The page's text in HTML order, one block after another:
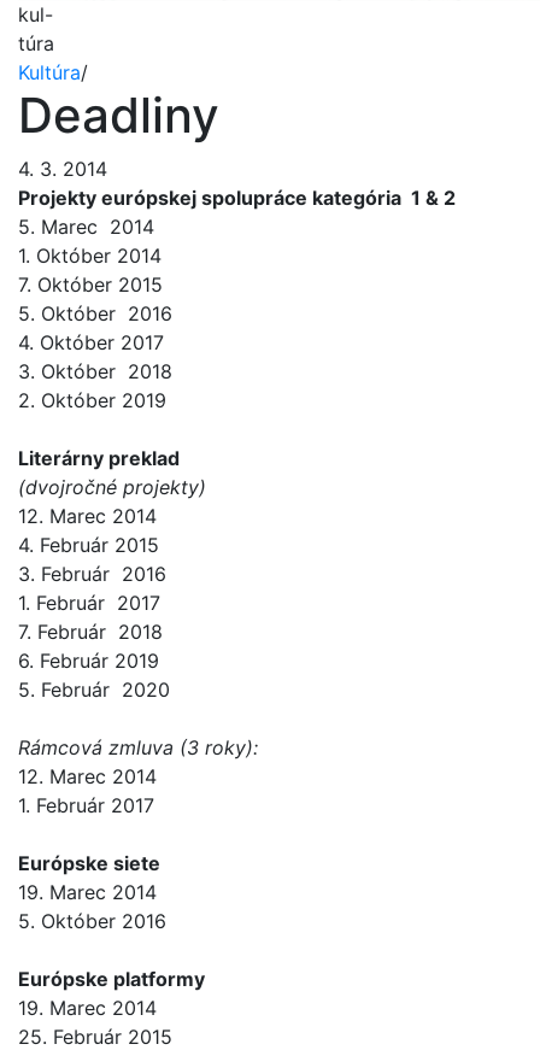
kul-
túra
Kultúra/
Deadliny
4. 3. 2014
Projekty európskej spolupráce kategória 1 & 2
5. Marec 2014
1. Október 2014
7. Október 2015
5. Október 2016
4. Október 2017
3. Október 2018
2. Október 2019
Literárny preklad
(dvojročné projekty)
12. Marec 2014
4. Február 2015
3. Február 2016
1. Február 2017
7. Február 2018
6. Február 2019
5. Február 2020
Rámcová zmluva (3 roky):
12. Marec 2014
1. Február 2017
Európske siete
19. Marec 2014
5. Október 2016
Európske platformy
19. Marec 2014
25. Február 2015